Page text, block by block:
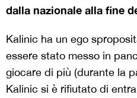
dalla nazionale alla fine
Kalinic ha un ego
essere stato messo in
giocare di più (durante la
Kalinic si è rifiutato di